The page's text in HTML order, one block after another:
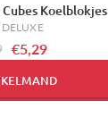
Koelblokjes
€5,29